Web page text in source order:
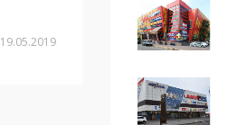
19.05.2019